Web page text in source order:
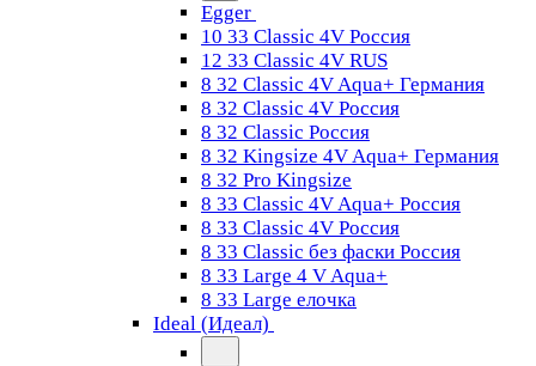
Egger
10 33 Classic 4V Россия
12 33 Classic 4V RUS
8 32 Classic 4V Aqua+ Германия
8 32 Classic 4V Россия
8 32 Classic Россия
8 32 Kingsize 4V Aqua+ Германия
8 32 Pro Kingsize
8 33 Classic 4V Aqua+ Россия
8 33 Classic 4V Россия
8 33 Classic без фаски Россия
8 33 Large 4 V Aqua+
8 33 Large елочка
Ideal (Идеал)